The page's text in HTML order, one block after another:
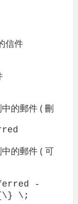
信件
的郵件 ( 刪
的郵件 ( 可
-
\;